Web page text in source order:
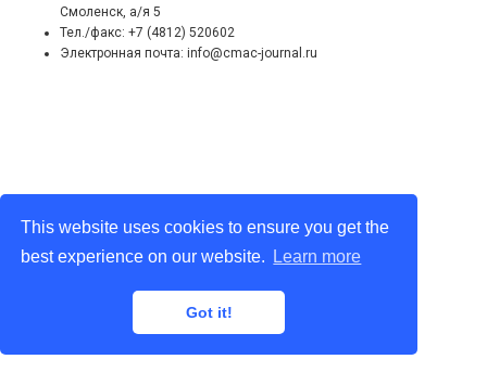
This website uses cookies to ensure you get the
best experience on our website.
Learn more
Got it!
Смоленск, а/я 5
Тел./факс: +7 (4812) 520602
Электронная почта: info@cmac-journal.ru